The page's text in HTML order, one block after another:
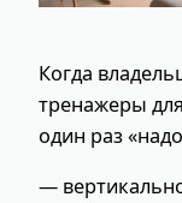
Когда
тренажеры
один раз
—